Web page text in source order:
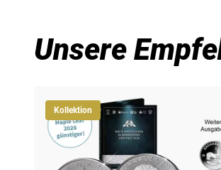
Unsere
Kollektion